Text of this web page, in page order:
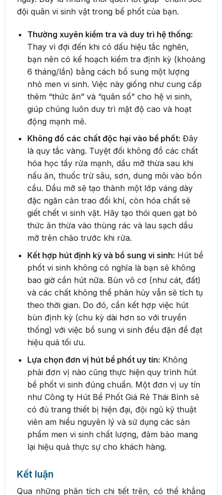
đội quân vi sinh vật trong bể phốt của bạn.
Thường xuyên kiểm tra và duy trì hệ thống:
Thay vì đợi đến khi có dấu hiệu tắc nghẽn,
bạn nên có kế hoạch kiểm tra định kỳ (khoảng
6 tháng/lần) bằng cách bổ sung một lượng
nhỏ men vi sinh. Việc này giống như cung cấp
thêm “thức ăn” và “quân số” cho hệ vi sinh,
giúp chúng luôn duy trì mật độ cao và hoạt
động mạnh mẽ.
Không đổ các chất độc hại vào bể phốt: Đây
là quy tắc vàng. Tuyệt đối không đổ các chất
hóa học tẩy rửa mạnh, dầu mỡ thừa sau khi
nấu ăn, thuốc trừ sâu, sơn, dung môi vào bồn
cầu. Dầu mỡ sẽ tạo thành một lớp váng dày
đặc ngăn cản trao đổi khí, còn hóa chất sẽ
giết chết vi sinh vật. Hãy tạo thói quen gạt bỏ
thức ăn thừa vào thùng rác và lau sạch dầu
mỡ trên chảo trước khi rửa.
Kết hợp hút định kỳ và bổ sung vi sinh: Hút bể
phốt vi sinh không có nghĩa là bạn sẽ không
bao giờ cần hút nữa. Bùn vô cơ (như cát, đất)
và các chất không thể phân hủy vẫn sẽ tích tụ
theo thời gian. Do đó, cần kết hợp việc hút
bùn định kỳ (chu kỳ dài hơn so với truyền
thống) với việc bổ sung vi sinh đều đặn để đạt
hiệu quả tối ưu.
Lựa chọn đơn vị hút bể phốt uy tín: Không
phải đơn vị nào cũng thực hiện quy trình hút
bể phốt vi sinh đúng chuẩn. Một đơn vị uy tín
như Công ty Hút Bể Phốt Giá Rẻ Thái Bình sẽ
có đủ trang thiết bị hiện đại, đội ngũ kỹ thuật
viên am hiểu nguyên lý và sử dụng các sản
phẩm men vi sinh chất lượng, đảm bảo mang
lại hiệu quả thực sự cho khách hàng.
Kết luận
Qua những phân tích chi tiết trên, có thể khẳng